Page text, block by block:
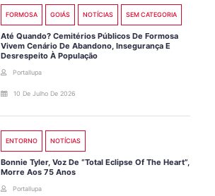
FORMOSA GOIÁS NOTÍCIAS SEM CATEGORIA
Até Quando? Cemitérios Públicos De Formosa
Vivem Cenário De Abandono, Insegurança E
Desrespeito À População
Portallupa
10 De Julho De 2026
ENTORNO NOTÍCIAS
Bonnie Tyler, Voz De “Total Eclipse Of The Heart”,
Morre Aos 75 Anos
Portallupa